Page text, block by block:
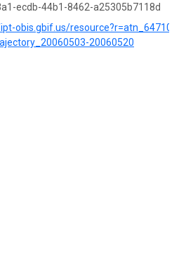
ecdb-44b1-8462-a25305b7118d
obis.gbif.us/
20060520